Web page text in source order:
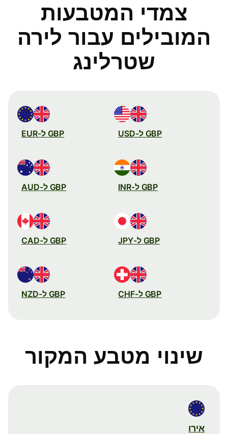
צמדי המטבעות
המובילים עבור לירה
שטרלינג
GBP ל-USD GBP ל-EUR
GBP ל-INR GBP ל-AUD
GBP ל-JPY GBP ל-CAD
GBP ל-CHF GBP ל-NZD
שינוי מטבע המקור
אירו